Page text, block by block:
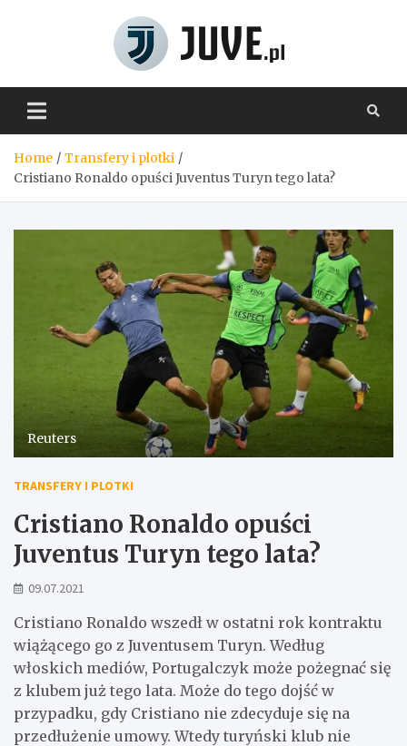
Home
Transfery i plotki
Cristiano Ronaldo opuści Juventus Turyn tego lata?
Reuters
TRANSFERY I PLOTKI
Cristiano Ronaldo opuści
Juventus Turyn tego lata?
09.07.2021
Cristiano Ronaldo wszedł w ostatni rok kontraktu
wiążącego go z Juventusem Turyn. Według
włoskich mediów, Portugalczyk może pożegnać się
z klubem już tego lata. Może do tego dojść w
przypadku, gdy Cristiano nie zdecyduje się na
przedłużenie umowy. Wtedy turyński klub nie